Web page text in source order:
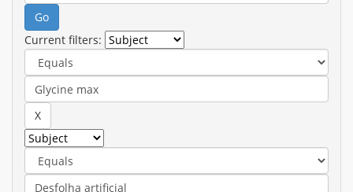
Current filters: